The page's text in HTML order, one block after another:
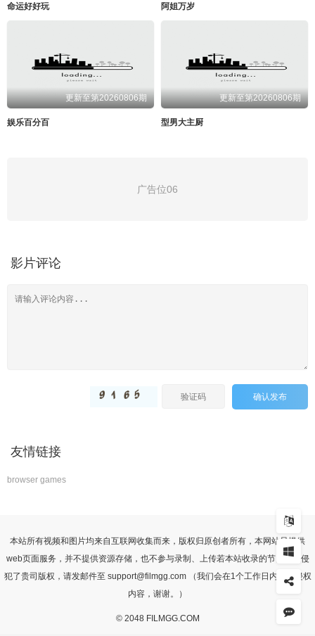
命运好好玩 阿姐万岁
更新至第20260806期
娱乐百分百
更新至第20260806期
型男大主厨
广告位06
影片评论
确认发布
友情链接
browser games
本站所有视频和图片均来自互联网收集而来，版权归原创者所有，本网站只提供
web页面服务，并不提供资源存储，也不参与录制、上传若本站收录的节目无意侵
犯了贵司版权，请发邮件至 support@filmgg.com （我们会在1个工作日内删除侵权
内容，谢谢。）
© 2048 FILMGG.COM